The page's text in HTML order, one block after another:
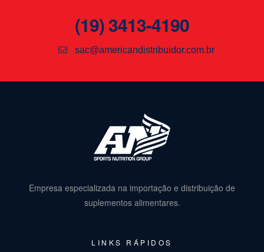
(19) 3413-4190
sac@americandistribuidor.com.br
Empresa especializada na importação e distribuição de
suplementos alimentares.
LINKS RÁPIDOS